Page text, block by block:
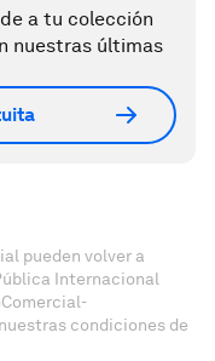
a tu colección
nuestras últimas
pueden volver a
Internacional
condiciones de